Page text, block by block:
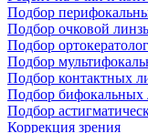
Подбор
Подбор очковой
Подбор
Подбор
Подбор контактных
Подбор бифокальных
Подбор
Коррекция зрения